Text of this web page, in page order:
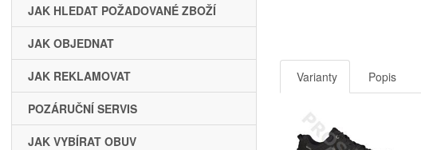
JAK HLEDAT POŽADOVANÉ ZBOŽÍ
JAK OBJEDNAT
JAK REKLAMOVAT
POZÁRUČNÍ SERVIS
JAK VYBÍRAT OBUV
Varianty Popis